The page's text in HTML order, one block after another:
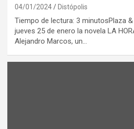
04/01/2024 Distópolis
Tiempo de lectura: 3 minutosPlaza
jueves 25 de enero la novela LA
Alejandro Marcos, un…